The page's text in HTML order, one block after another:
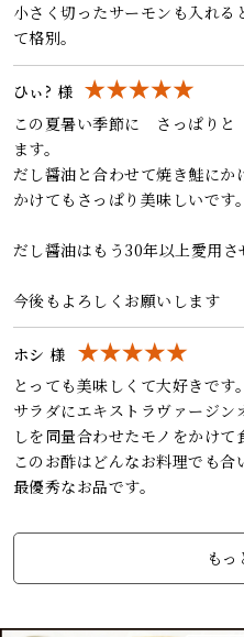
小さく切ったサーモンも入れる
て格別。
ひぃ? 様
この夏暑い季節に さっぱり
ます。
だし醤油と合わせて焼き鮭に
かけてもさっぱり美味しいです。
だし醤油はもう30年以上愛用さ
今後もよろしくお願いします
ホシ 様
とっても美味しくて大好きです。
サラダにエキストラヴァージン
しを同量合わせたモノをかけて
このお酢はどんなお料理でも
最優秀なお品です。
もっ